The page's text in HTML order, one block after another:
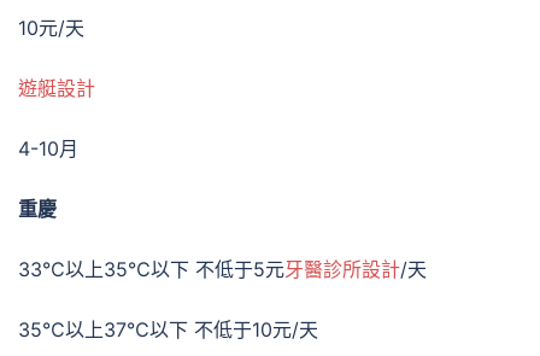
10元/天
遊艇設計
4-10月
重慶
33℃以上35℃以下 不低于5元牙醫診所設計/天
35℃以上37℃以下 不低于10元/天